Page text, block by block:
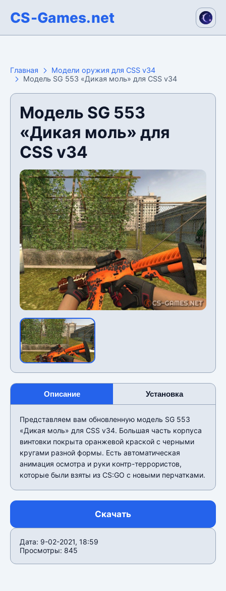
CS-Games.net
Главная
Модели оружия для CSS v34
Модель SG 553 «Дикая моль» для CSS v34
Модель SG 553
«Дикая моль» для
CSS v34
Описание Установка
Представляем вам обновленную модель SG 553
«Дикая моль» для CSS v34. Большая часть корпуса
винтовки покрыта оранжевой краской с черными
кругами разной формы. Есть автоматическая
анимация осмотра и руки контр-террористов,
которые были взяты из CS:GO с новыми перчатками.
Скачать
Дата: 9-02-2021, 18:59
Просмотры: 845